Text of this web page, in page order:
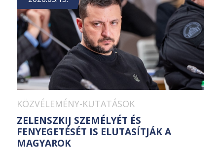
KÖZVÉLEMÉNY-KUTATÁSOK
ZELENSZKIJ SZEMÉLYÉT ÉS
FENYEGETÉSÉT IS ELUTASÍTJÁK A
MAGYAROK